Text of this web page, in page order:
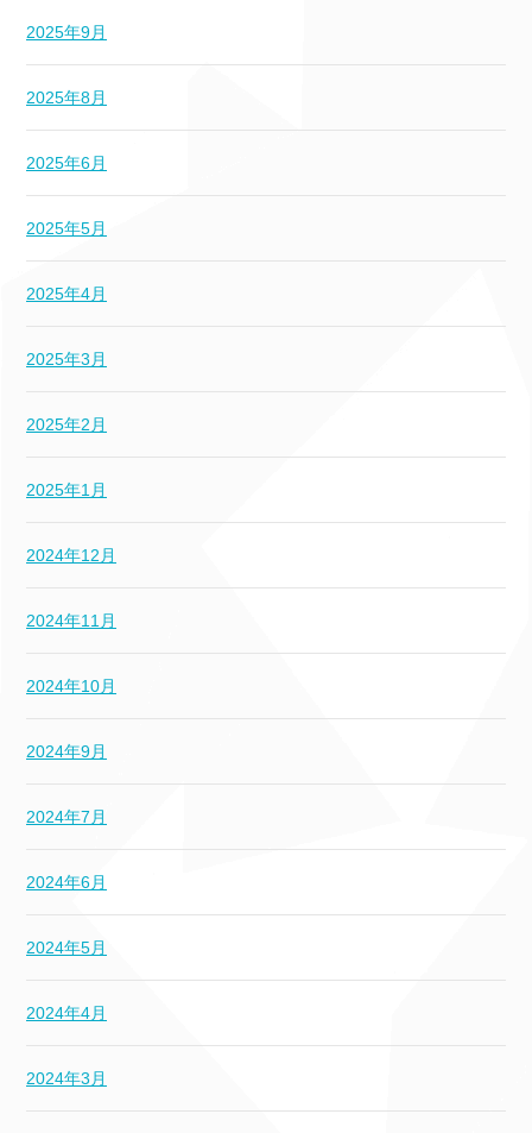
2025年9月
2025年8月
2025年6月
2025年5月
2025年4月
2025年3月
2025年2月
2025年1月
2024年12月
2024年11月
2024年10月
2024年9月
2024年7月
2024年6月
2024年5月
2024年4月
2024年3月